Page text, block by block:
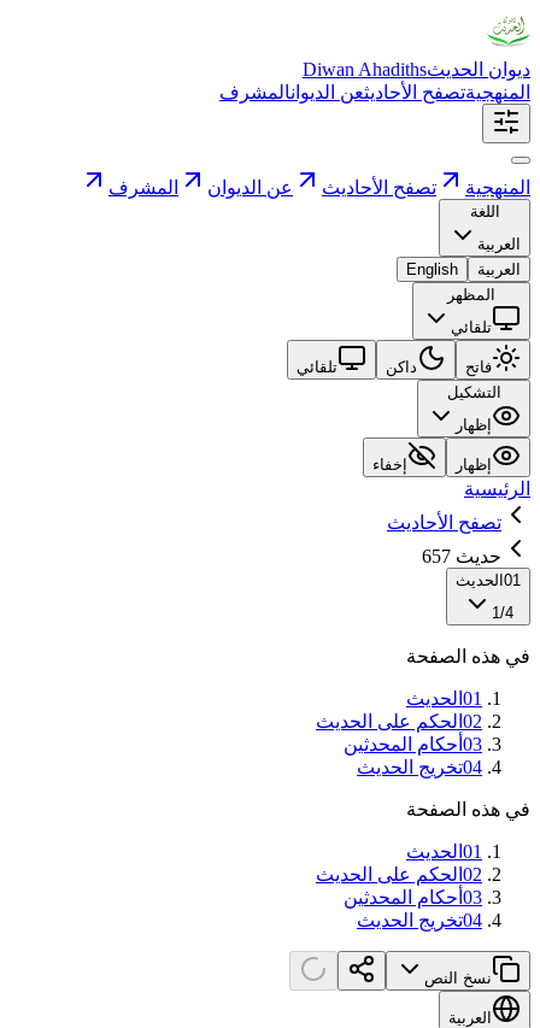
ديوان الحديثDiwan Ahadiths
المنهجيةتصفح الأحاديثعن الديوانالمشرف
المنهجية تصفح الأحاديث عن الديوان المشرف
اللغة
العربية
العربية
English
المظهر
تلقائي
فاتح داكن
تلقائي
التشكيل
إظهار
إظهار إخفاء
الرئيسية
تصفح الأحاديث
حديث 657
01 الحديث
1/4
في هذه الصفحة
01 الحديث
02 الحكم على الحديث
03 أحكام المحدثين
04تخريج الحديث
في هذه الصفحة
01 الحديث
02 الحكم على الحديث
03 أحكام المحدثين
04تخريج الحديث
نسخ النص
العربية